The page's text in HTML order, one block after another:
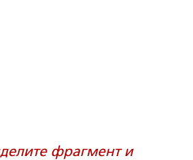
фрагмент и